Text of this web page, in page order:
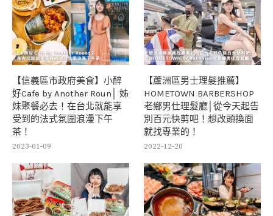
【信義區市政府美食】小醉
好Cafe by Another Roun│ 姊
妹聚餐必去！在台北就能享
受到的法式氛圍浪漫下午
茶！
2023-01-09
【蘆洲區男士理髮推薦】
HOMETOWN BARBERSHOP
老鄉男仕理髮廳│從今天起告
別百元快剪吧！想改頭換面
就找專業的！
2022-12-20